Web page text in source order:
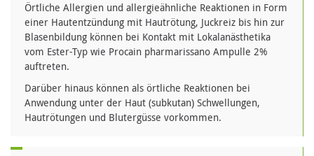
Örtliche Allergien und allergieähnliche Reaktionen in Form
einer Hautentzündung mit Hautrötung, Juckreiz bis hin zur
Blasenbildung können bei Kontakt mit Lokalanästhetika
vom Ester-Typ wie Procain pharmarissano Ampulle 2%
auftreten.
Darüber hinaus können als örtliche Reaktionen bei
Anwendung unter der Haut (subkutan) Schwellungen,
Hautrötungen und Blutergüsse vorkommen.